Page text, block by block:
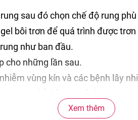
sau đó chọn chế độ rung phù
bôi trơn để quá trình được
như ban đầu.
cho những lần sau.
vùng kín và các bệnh lây
pin để tiếp tục sử dụng.
Xem thêm